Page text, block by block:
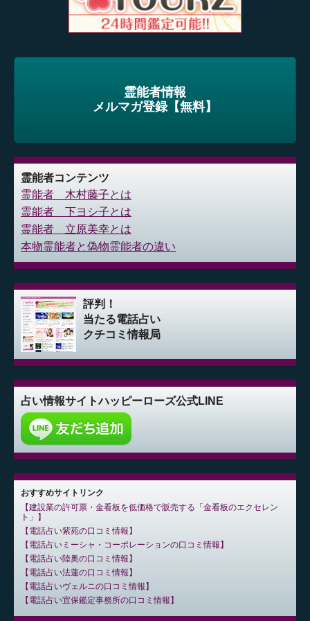
霊能者情報
メルマガ登録【無料】
霊能者コンテンツ
霊能者 木村藤子とは
霊能者 下ヨシ子とは
霊能者 立原美幸とは
本物霊能者と偽物霊能者の違い
評判！
当たる電話占い
クチコミ情報局
占い情報サイトハッピーローズ公式LINE
おすすめサイトリンク
建設業の許可票・金看板を低価格で販売する「金看板のエクセレン
ト」
電話占い紫苑の口コミ情報
電話占いミーシャ・コーポレーションの口コミ情報
電話占い陸奥の口コミ情報
電話占い法蓮の口コミ情報
電話占いヴェルニの口コミ情報
電話占い宜保鑑定事務所の口コミ情報